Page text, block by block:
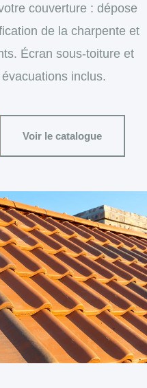
couverture : dépose
de la charpente et
Écran sous-toiture et
inclus.
Voir le catalogue